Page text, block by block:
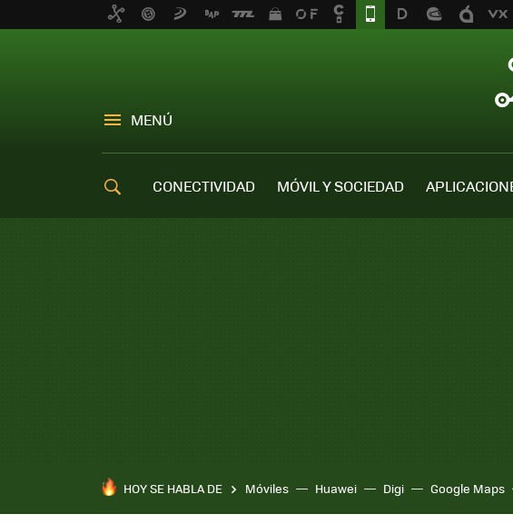
MENÚ
CONECTIVIDAD MÓVIL Y SOCIEDAD
HOY SE HABLA DE Móviles Huawei Digi Google Maps